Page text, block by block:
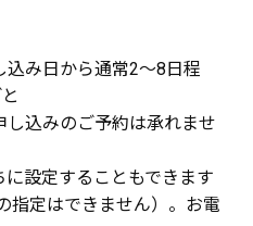
み日から通常2～8日程
込みのご予約は承れませ
設定することもできます
指定はできません）。お電